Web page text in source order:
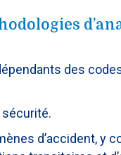
des
d’accident, y